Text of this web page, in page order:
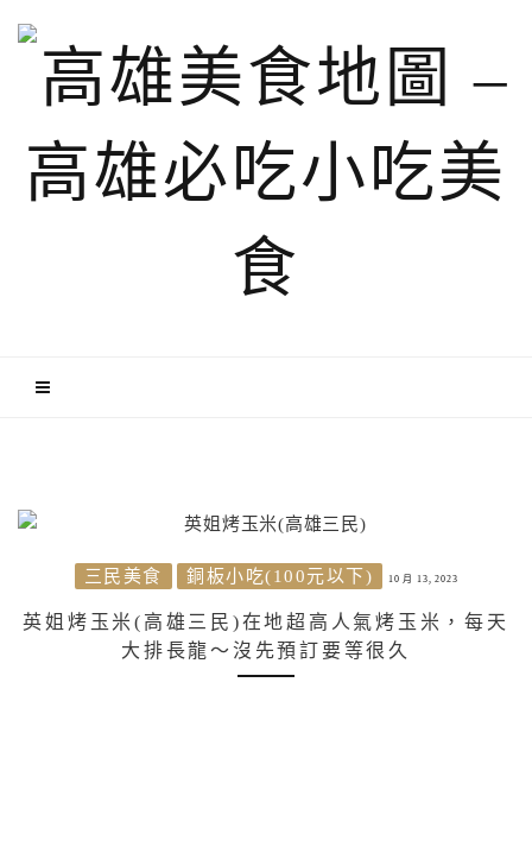
三民美食 銅板小吃(100元以下) 10 月 13, 2023
英姐烤玉米(高雄三民)在地超高人氣烤玉米，每天
大排長龍～沒先預訂要等很久